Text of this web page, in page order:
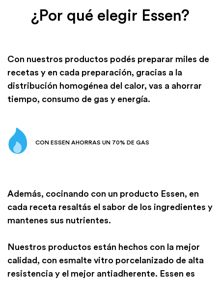
¿Por qué elegir Essen?
Con nuestros productos podés preparar miles de
recetas y en cada preparación, gracias a la
distribución homogénea del calor, vas a ahorrar
tiempo, consumo de gas y energía.
CON ESSEN AHORRAS UN 70% DE GAS
Además, cocinando con un producto Essen, en
cada receta resaltás el sabor de los ingredientes y
mantenes sus nutrientes.
Nuestros productos están hechos con la mejor
calidad, con esmalte vitro porcelanizado de alta
resistencia y el mejor antiadherente. Essen es